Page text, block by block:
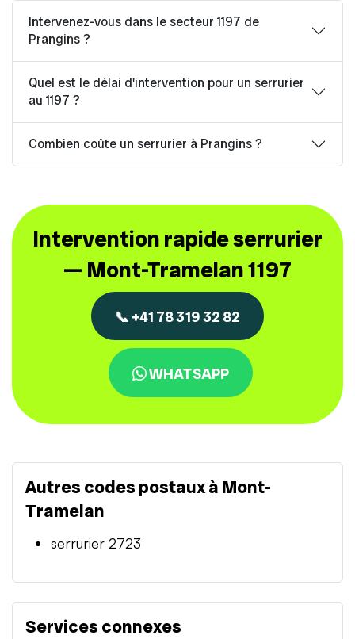
Intervenez-vous dans le secteur 1197 de
Prangins ?
Quel est le délai d'intervention pour un serrurier
au 1197 ?
Combien coûte un serrurier à Prangins ?
Intervention rapide serrurier
— Mont-Tramelan 1197
📞 +41 78 319 32 82
WHATSAPP
Autres codes postaux à Mont-
Tramelan
serrurier 2723
Services connexes